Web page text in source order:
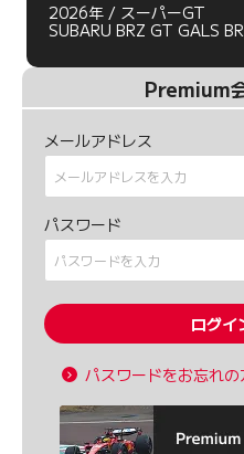
2026年 / スーパーGT
SUBARU BRZ GT GALS
Premium
メールアドレス
パスワード
ログイ
パスワードをお忘れの